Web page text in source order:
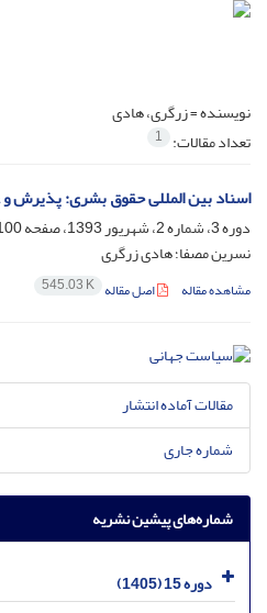
نویسنده =زرگری، هادی
تعداد مقالات: 1
اسناد بین المللی حقوق بشری: پذیرش و
دوره 3، شماره 2، شهریور 1393، صفحه
127
نسرین مصفا؛ هادی زرگری
مشاهده مقاله اصل مقاله 545.03 K
مقالات آماده انتشار
شماره جاری
شماره‌های پیشین نشریه
دوره 15 (1405)